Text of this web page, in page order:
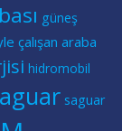
güneş
çalışan araba
hidromobil
saguar